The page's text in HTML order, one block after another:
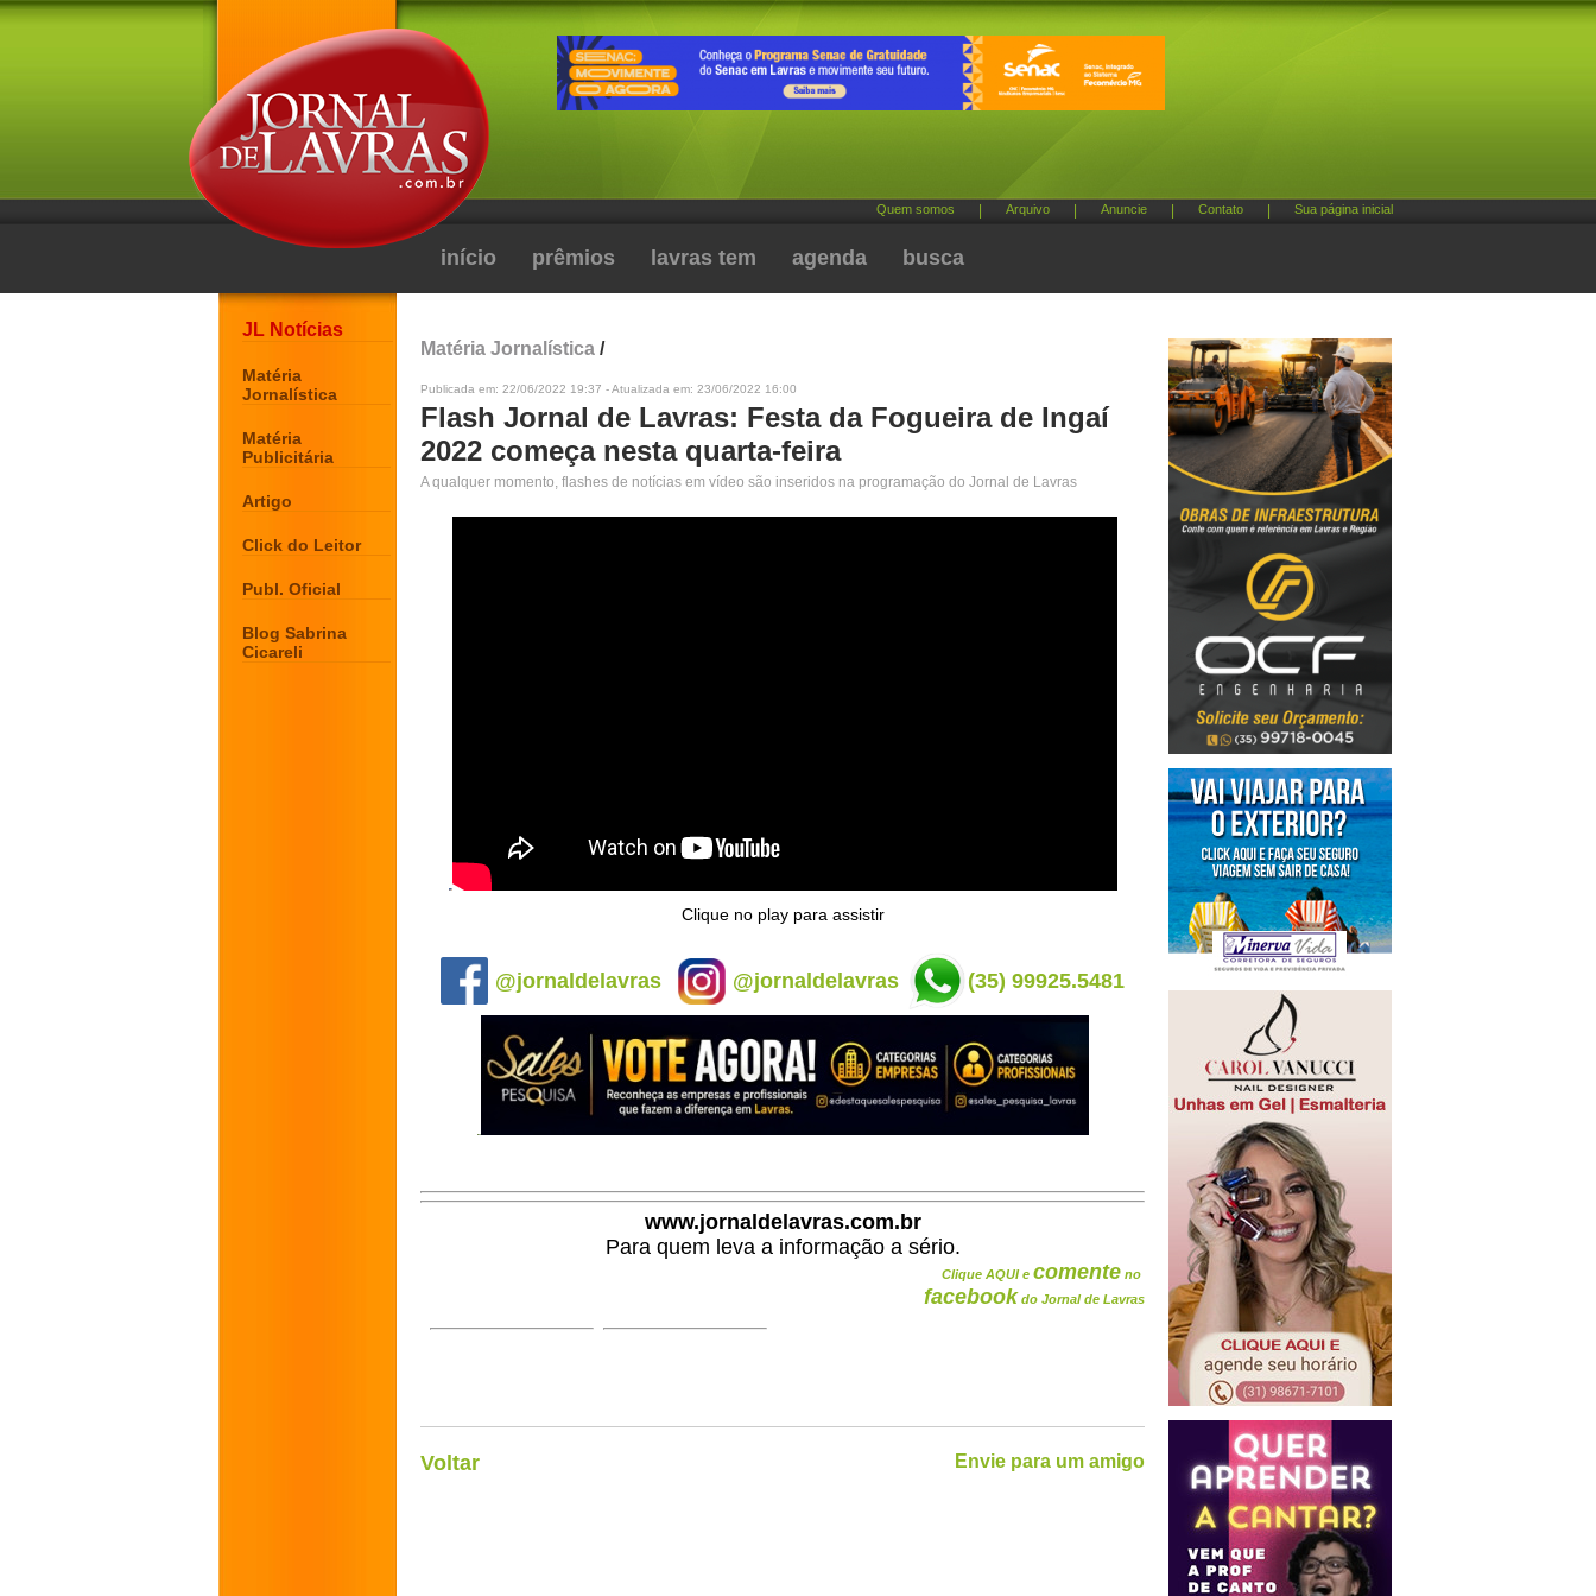
Quem somos Arquivo Anuncie Contato Sua página inicial
início prêmios lavras tem agenda busca
JL Notícias
Matéria
Jornalística
Matéria
Publicitária
Artigo
Click do Leitor
Publ. Oficial
Blog Sabrina
Cicareli
Matéria Jornalística /
Publicada em: 22/06/2022 19:37 - Atualizada em: 23/06/2022 16:00
Flash Jornal de Lavras: Festa da Fogueira de Ingaí
2022 começa nesta quarta-feira
A qualquer momento, flashes de notícias em vídeo são inseridos na programação do Jornal de Lavras
Clique no play para assistir
@jornaldelavras @jornaldelavras (35) 99925.5481
www.jornaldelavras.com.br
Para quem leva a informação a sério.
Clique AQUI e comente no
facebook do Jornal de Lavras
Voltar Envie para um amigo